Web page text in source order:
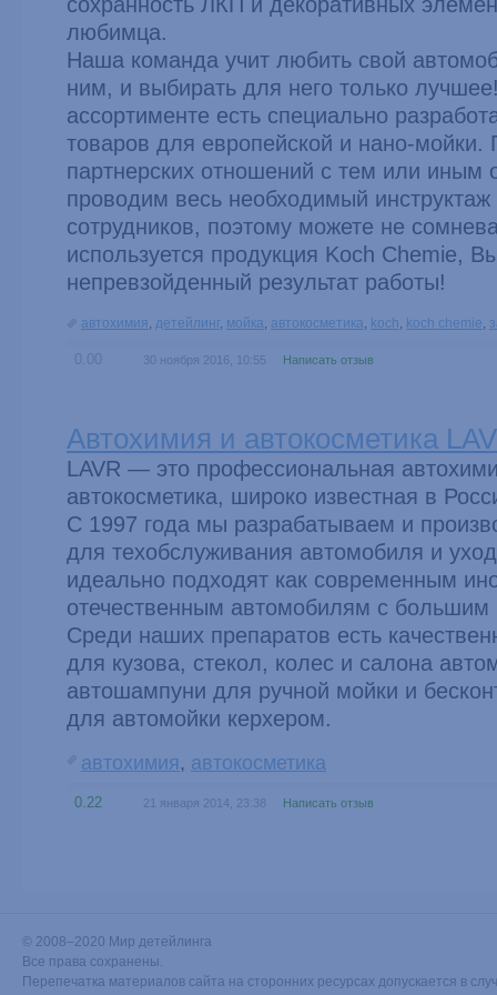
любимца.
Наша команда учит любить свой
ним, и выбирать для него только
ассортименте есть специально
товаров для европейской и нано-мойки.
партнерских отношений с тем или иным
проводим весь необходимый инструктаж
сотрудников, поэтому можете не
используется продукция Koch Chemie,
непревзойденный результат работы!
автохимия, детейлинг, мойка, автокосметика, koch, koch chemie,
0.00 30 ноября 2016, 10:55 Написать отзыв
Автохимия и автокосметика
LAVR — это профессиональная
автокосметика, широко известная в
С 1997 года мы разрабатываем и
для техобслуживания автомобиля и
идеально подходят как современным
отечественным автомобилям с большим
Среди наших препаратов есть
для кузова, стекол, колес и салона
автошампуни для ручной мойки и
для автомойки керхером.
автохимия , автокосметика
0.22 21 января 2014, 23:38 Написать отзыв
© 2008–2020 Мир детейлинга
Все права сохранены.
Перепечатка материалов сайта на сторонних ресурсах допускается в